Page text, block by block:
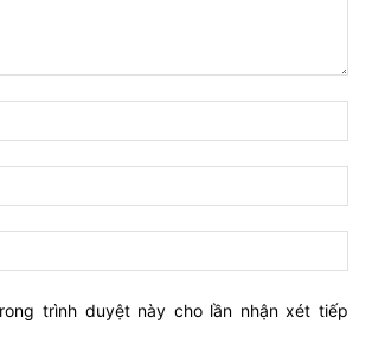
trình duyệt này cho lần nhận xét tiếp